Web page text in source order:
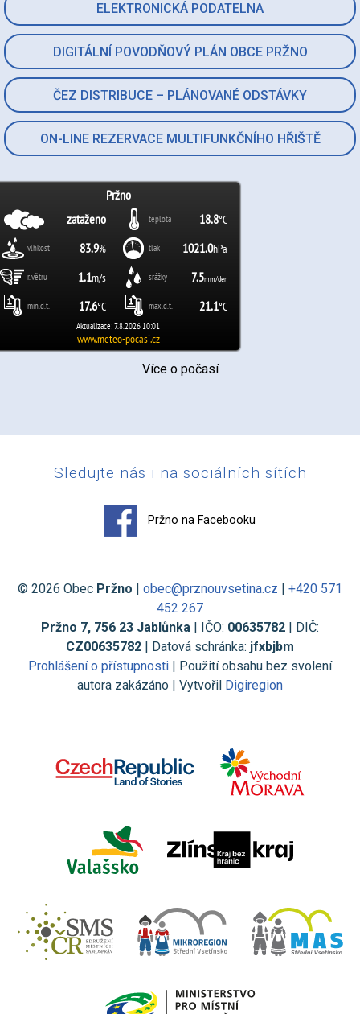
ELEKTRONICKÁ PODATELNA
DIGITÁLNÍ POVODŇOVÝ PLÁN OBCE PRŽNO
ČEZ DISTRIBUCE – PLÁNOVANÉ ODSTÁVKY
ON-LINE REZERVACE MULTIFUNKČNÍHO HŘIŠTĚ
Více o počasí
Sledujte nás i na sociálních sítích
Pržno na Facebooku
© 2026 Obec Pržno | obec@prznouvsetina.cz | +420 571
452 267
Pržno 7, 756 23 Jablůnka | IČO: 00635782 | DIČ:
CZ00635782 | Datová schránka: jfxbjbm
Prohlášení o přístupnosti | Použití obsahu bez svolení
autora zakázáno | Vytvořil Digiregion